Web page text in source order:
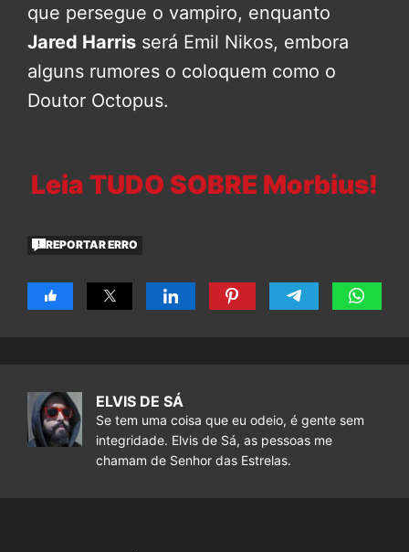
que persegue o vampiro, enquanto
Jared Harris será Emil Nikos, embora
alguns rumores o coloquem como o
Doutor Octopus.
Leia TUDO SOBRE Morbius!
REPORTAR ERRO
ELVIS DE SÁ
Se tem uma coisa que eu odeio, é gente sem
integridade. Elvis de Sá, as pessoas me
chamam de Senhor das Estrelas.